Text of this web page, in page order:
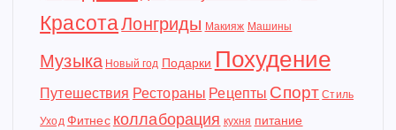
КрасотаЛонгриды Макияж Машины
Музыка Новый год Подарки Похудение
Путешествия Рестораны Рецепты Спорт Стиль
Уход Фитнес коллаборация кухня питание